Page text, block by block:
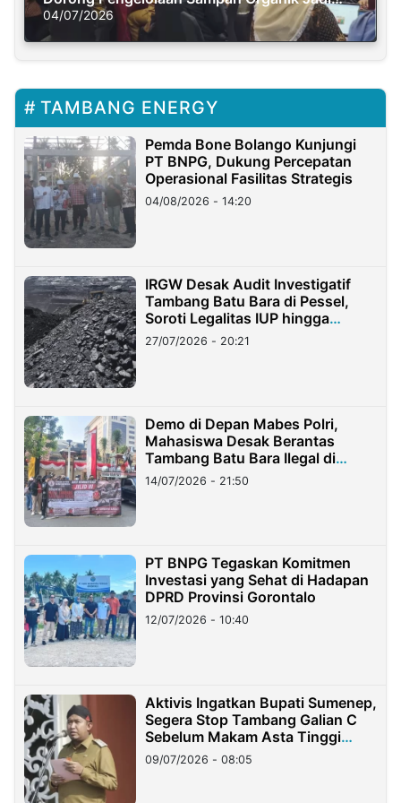
Solusi Krisis Iklim
04/07/2026
TAMBANG ENERGY
Pemda Bone Bolango Kunjungi
PT BNPG, Dukung Percepatan
Operasional Fasilitas Strategis
04/08/2026 - 14:20
IRGW Desak Audit Investigatif
Tambang Batu Bara di Pessel,
Soroti Legalitas IUP hingga
Stockpile
27/07/2026 - 20:21
Demo di Depan Mabes Polri,
Mahasiswa Desak Berantas
Tambang Batu Bara Ilegal di
Lampung
14/07/2026 - 21:50
PT BNPG Tegaskan Komitmen
Investasi yang Sehat di Hadapan
DPRD Provinsi Gorontalo
12/07/2026 - 10:40
Aktivis Ingatkan Bupati Sumenep,
Segera Stop Tambang Galian C
Sebelum Makam Asta Tinggi
Longsor
09/07/2026 - 08:05